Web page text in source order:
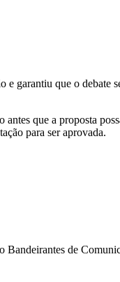
e garantiu que o debate
que a proposta
para ser aprovada.
de